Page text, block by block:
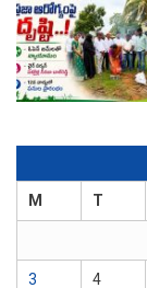
M T
3 4